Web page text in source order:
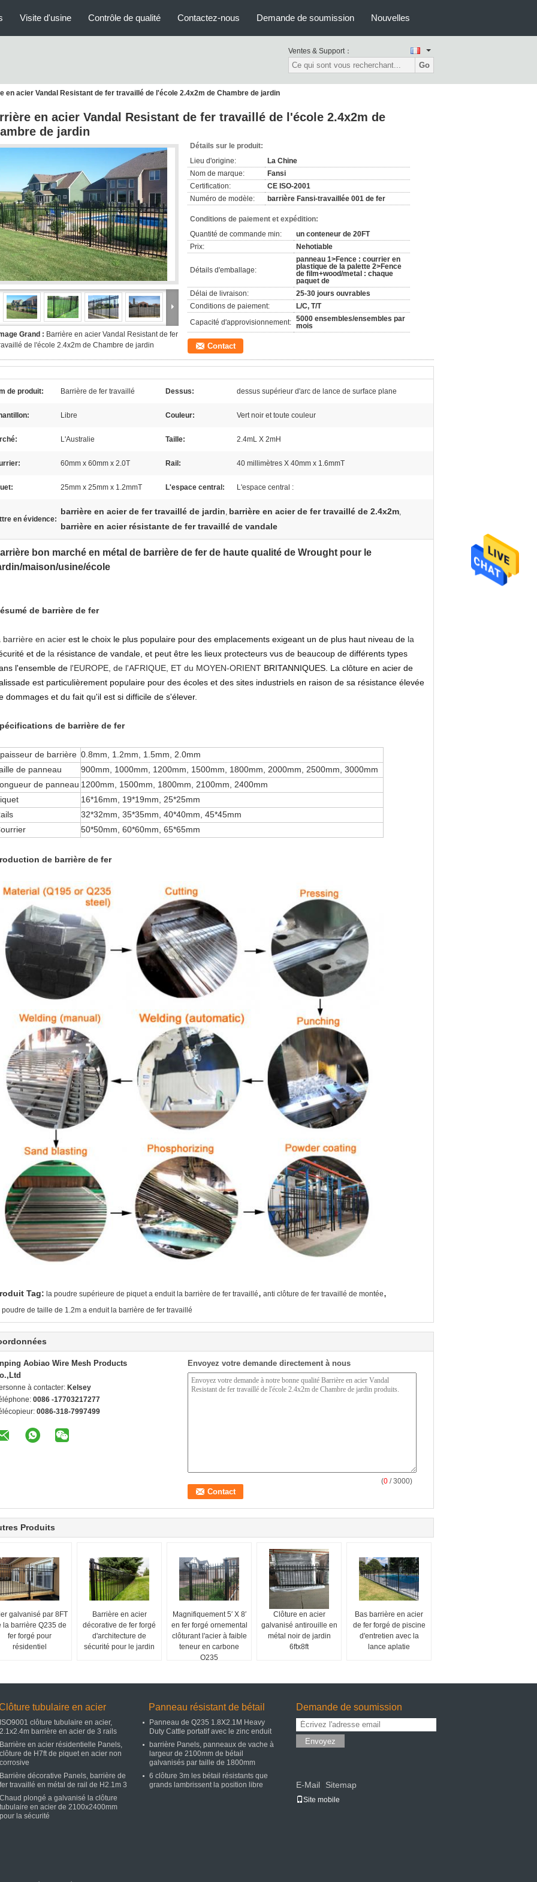
Visite d'usine Contrôle de qualité Contactez-nous Demande de soumission Nouvelles
Ventes & Support：
Go
en acier Vandal Resistant de fer travaillé de l'école 2.4x2m de Chambre de jardin
en acier Vandal Resistant de fer travaillé de l'école 2.4x2m de
de jardin
Grand : Barrière en acier Vandal Resistant de fer
de l'école 2.4x2m de Chambre de jardin
Détails sur le produit:
Lieu d'origine:
La Chine
Nom de marque:
Fansi
Certification:
CE ISO-2001
Numéro de modèle:
barrière Fansi-travaillée 001 de fer
Conditions de paiement et expédition:
Quantité de commande min:
un conteneur de 20FT
Prix:
Nehotiable
Détails d'emballage:
panneau 1>Fence : courrier en
plastique de la palette 2>Fence
de film+wood/metal : chaque
paquet de
Délai de livraison:
25-30 jours ouvrables
Conditions de paiement:
L/C, T/T
Capacité d'approvisionnement: 5000 ensembles/ensembles par
mois
Contact
de produit: Barrière de fer travaillé Dessus: dessus supérieur d'arc de lance de surface plane
Libre Couleur: Vert noir et toute couleur
L'Australie Taille: 2.4mL X 2mH
60mm x 60mm x 2.0T Rail: 40 millimètres X 40mm x 1.6mmT
25mm x 25mm x 1.2mmT L'espace central: L'espace central :
en évidence:
barrière en acier de fer travaillé de jardin, barrière en acier de fer travaillé de 2.4x2m,
barrière en acier résistante de fer travaillé de vandale
bon marché en métal de barrière de fer de haute qualité de Wrought pour le
maison/usine/école
de barrière de fer
barrière en acier est le choix le plus populaire pour des emplacements exigeant un de plus haut niveau de la
et de la résistance de vandale, et peut être les lieux protecteurs vus de beaucoup de différents types
l'ensemble de l'EUROPE , de l'AFRIQUE, ET du MOYEN-ORIENT BRITANNIQUES. La clôture en acier de
est particulièrement populaire pour des écoles et des sites industriels en raison de sa résistance élevée
dommages et du fait qu'il est si difficile de s'élever.
de barrière de fer
de barrière 0.8mm, 1.2mm, 1.5mm, 2.0mm
de panneau
900mm, 1000mm, 1200mm, 1500mm, 1800mm, 2000mm, 2500mm, 3000mm
de panneau 1200mm, 1500mm, 1800mm, 2100mm, 2400mm
16*16mm, 19*19mm, 25*25mm
32*32mm, 35*35mm, 40*40mm, 45*45mm
50*50mm, 60*60mm, 65*65mm
de barrière de fer
Tag: la poudre supérieure de piquet a enduit la barrière de fer travaillé, anti clôture de fer travaillé de montée,
poudre de taille de 1.2m a enduit la barrière de fer travaillé
Aobiao Wire Mesh Products
à contacter: Kelsey
0086 -17703217277
0086-318-7997499
Envoyez votre demande directement à nous
(0 / 3000)
Produits
galvanisé par 8FT
la barrière Q235 de
fer forgé pour
résidentiel
Barrière en acier
décorative de fer forgé
d'architecture de
sécurité pour le jardin
Magnifiquement 5′ X 8′
en fer forgé ornemental
clôturant l'acier à faible
teneur en carbone
Q235
Clôture en acier
galvanisé antirouille en
métal noir de jardin
6ftx8ft
Bas barrière en acier
de fer forgé de piscine
d'entretien avec la
lance aplatie
tubulaire en acier
ISO9001 clôture tubulaire en acier,
2.1x2.4m barrière en acier de 3 rails
Barrière en acier résidentielle Panels,
clôture de H7ft de piquet en acier non
corrosive
Barrière décorative Panels, barrière de
fer travaillé en métal de rail de H2.1m 3
Chaud plongé a galvanisé la clôture
tubulaire en acier de 2100x2400mm
pour la sécurité
Panneau résistant de bétail
Panneau de Q235 1.8X2.1M Heavy
Duty Cattle portatif avec le zinc enduit
barrière Panels, panneaux de vache à
largeur de 2100mm de bétail
galvanisés par taille de 1800mm
6 clôture 3m les bétail résistants que
grands lambrissent la position libre
Demande de soumission
Envoyez
E-Mail Sitemap
Site mobile